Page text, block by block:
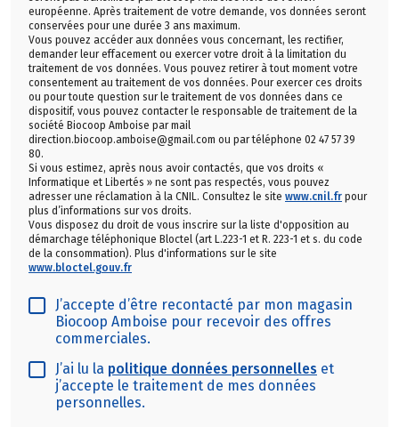
européenne. Après traitement de votre demande, vos données seront
conservées pour une durée 3 ans maximum.
Vous pouvez accéder aux données vous concernant, les rectifier,
demander leur effacement ou exercer votre droit à la limitation du
traitement de vos données. Vous pouvez retirer à tout moment votre
consentement au traitement de vos données. Pour exercer ces droits
ou pour toute question sur le traitement de vos données dans ce
dispositif, vous pouvez contacter le responsable de traitement de la
société Biocoop Amboise par mail
direction.biocoop.amboise@gmail.com ou par téléphone 02 47 57 39
80.
Si vous estimez, après nous avoir contactés, que vos droits «
Informatique et Libertés » ne sont pas respectés, vous pouvez
adresser une réclamation à la CNIL. Consultez le site www.cnil.fr pour
plus d’informations sur vos droits.
Vous disposez du droit de vous inscrire sur la liste d'opposition au
démarchage téléphonique Bloctel (art L.223-1 et R. 223-1 et s. du code
de la consommation). Plus d'informations sur le site
www.bloctel.gouv.fr
J’accepte d’être recontacté par mon magasin
Biocoop Amboise pour recevoir des offres
commerciales.
J’ai lu la politique données personnelles et
j’accepte le traitement de mes données
personnelles.